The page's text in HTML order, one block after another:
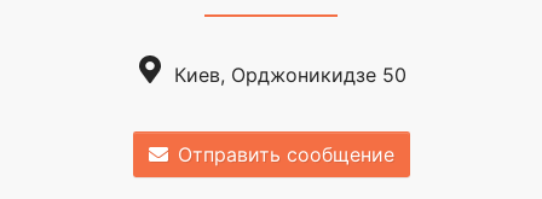
Киев, Орджоникидзе 50
Отправить сообщение